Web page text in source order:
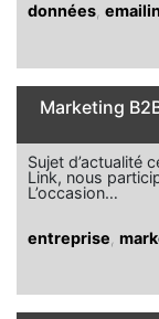
données
Marketing
Sujet d’actualité
Link, nous
L’occasion…
entreprise